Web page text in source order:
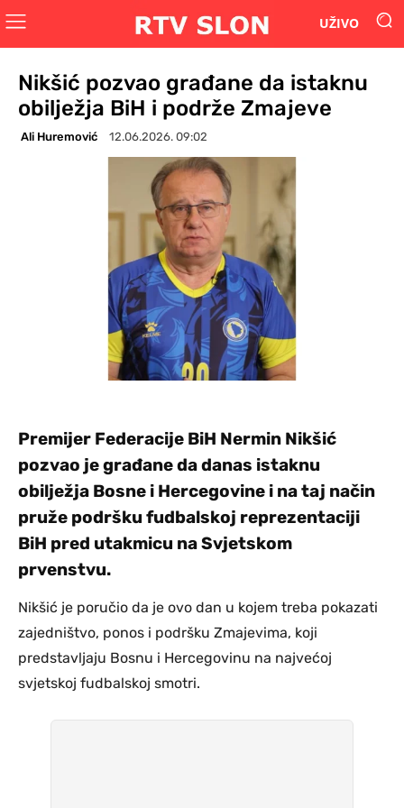
UŽIVO
Nikšić pozvao građane da istaknu
obilježja BiH i podrže Zmajeve
Ali Huremović 12.06.2026. 09:02
Premijer Federacije BiH Nermin Nikšić
pozvao je građane da danas istaknu
obilježja Bosne i Hercegovine i na taj način
pruže podršku fudbalskoj reprezentaciji
BiH pred utakmicu na Svjetskom
prvenstvu.
Nikšić je poručio da je ovo dan u kojem treba pokazati
zajedništvo, ponos i podršku Zmajevima, koji
predstavljaju Bosnu i Hercegovinu na najvećoj
svjetskoj fudbalskoj smotri.